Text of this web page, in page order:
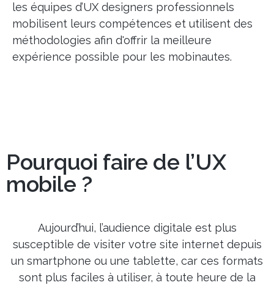
les équipes d’UX designers professionnels
mobilisent leurs compétences et utilisent des
méthodologies afin d'offrir la meilleure
expérience possible pour les mobinautes.
Pourquoi faire de l’UX
mobile ?
Aujourd’hui, l’audience digitale est plus
susceptible de visiter votre site internet depuis
un smartphone ou une tablette, car ces formats
sont plus faciles à utiliser, à toute heure de la